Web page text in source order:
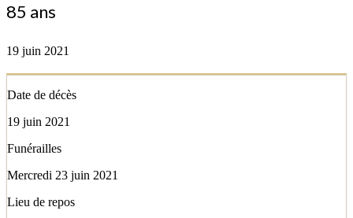
85 ans
19 juin 2021
Date de décès
19 juin 2021
Funérailles
Mercredi 23 juin 2021
Lieu de repos